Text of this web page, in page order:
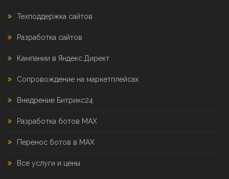
Техподдержка сайтов
Разработка сайтов
Кампании в Яндекс.Директ
Сопровождение на маркетплейсах
Внедрение Битрикс24
Разработка ботов MAX
Перенос ботов в MAX
Все услуги и цены